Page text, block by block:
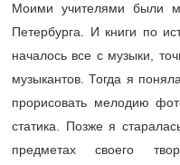
Моими учителями были
Петербурга. И книги по
началось все с музыки,
музыкантов. Тогда я
прорисовать мелодию
статика. Позже я
предметах своего